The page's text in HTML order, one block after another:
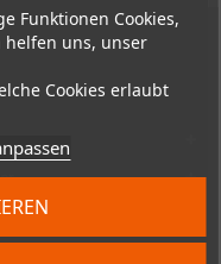
Funktionen Cookies,
helfen uns, unser
Cookies erlaubt
add